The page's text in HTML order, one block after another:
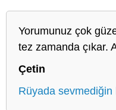
Yorumunuz çok
tez zamanda çıkar.
Çetin
Rüyada